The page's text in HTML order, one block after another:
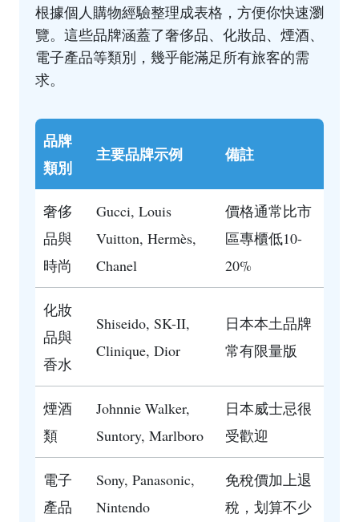
根據個人購物經驗整理成表格，方便你快速瀏
覽。這些品牌涵蓋了奢侈品、化妝品、煙酒、
電子產品等類別，幾乎能滿足所有旅客的需
求。
品牌
類別
主要品牌示例 備註
奢侈
品與
時尚
Gucci, Louis
Vuitton, Hermès,
Chanel
價格通常比市
區專櫃低10-
20%
化妝
品與
香水
Shiseido, SK-II,
Clinique, Dior
日本本土品牌
常有限量版
煙酒
類
Johnnie Walker,
Suntory, Marlboro
日本威士忌很
受歡迎
電子
產品
Sony, Panasonic,
Nintendo
免稅價加上退
稅，划算不少